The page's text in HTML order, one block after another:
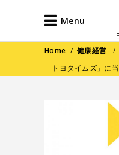
Menu
Home / 健康経営
/
「トヨタイムズ」に